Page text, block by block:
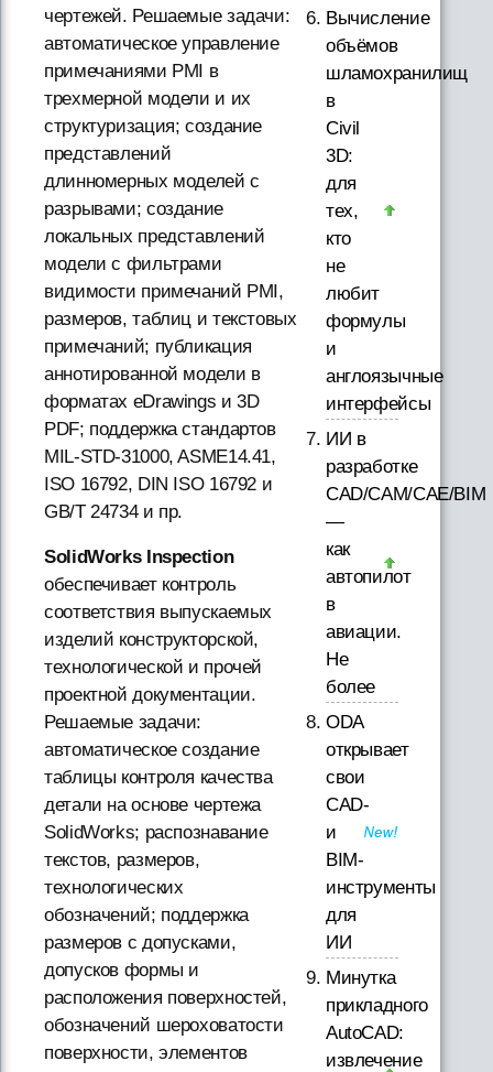
чертежей. Решаемые задачи:
автоматическое управление
примечаниями PMI в
трехмерной модели и их
структуризация; создание
представлений
длинномерных моделей с
разрывами; создание
локальных представлений
модели с фильтрами
видимости примечаний PMI,
размеров, таблиц и текстовых
примечаний; публикация
аннотированной модели в
форматах eDrawings и 3D
PDF; поддержка стандартов
MIL-STD-31000, ASME14.41,
ISO 16792, DIN ISO 16792 и
GB/T 24734 и пр.
SolidWorks Inspection
обеспечивает контроль
соответствия выпускаемых
изделий конструкторской,
технологической и прочей
проектной документации.
Решаемые задачи:
автоматическое создание
таблицы контроля качества
детали на основе чертежа
SolidWorks; распознавание
текстов, размеров,
технологических
обозначений; поддержка
размеров с допусками,
допусков формы и
расположения поверхностей,
обозначений шероховатости
поверхности, элементов
Вычисление
объёмов
шламохранилищ
в
Civil
3D:
для
тех,
кто
не
любит
формулы
и
англоязычные
интерфейсы
ИИ в
разработке
CAD/CAM/CAE/BIM
—
как
автопилот
в
авиации.
Не
более
ODA
открывает
свои
CAD-
и
BIM-
инструменты
для
ИИ
Минутка
прикладного
AutoCAD:
извлечение